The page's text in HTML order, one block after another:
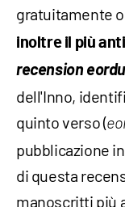
gratuitamente
inoltre il più
recension eordu
dell'Inno,
quinto verso (
pubblicazione
di questa
manoscritti più